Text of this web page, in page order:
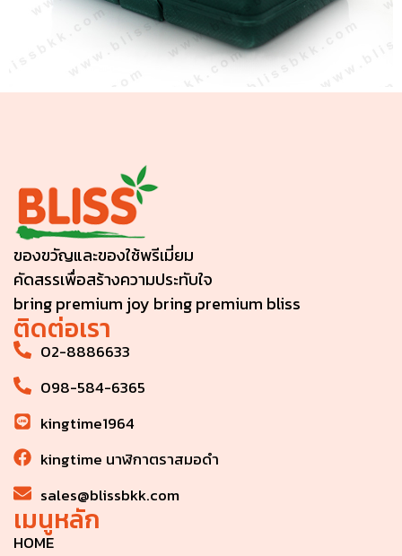
ของขวัญและของใช้พรีเมี่ยม
คัดสรรเพื่อสร้างความประทับใจ
bring premium joy bring premium bliss
ติดต่อเรา
02-8886633
098-584-6365
kingtime1964
kingtime นาฬิกาตราสมอดำ
sales@blissbkk.com
เมนูหลัก
HOME